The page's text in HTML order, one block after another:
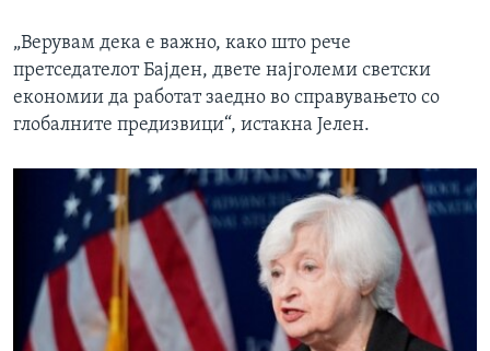
„Верувам дека е важно, како што рече
претседателот Бајден, двете најголеми светски
економии да работат заедно во справувањето со
глобалните предизвици“, истакна Јелен.